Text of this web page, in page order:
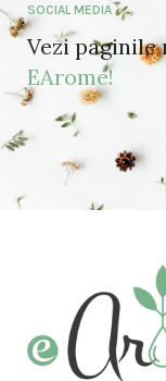
SOCIAL MEDIA
Vezi
EArome!